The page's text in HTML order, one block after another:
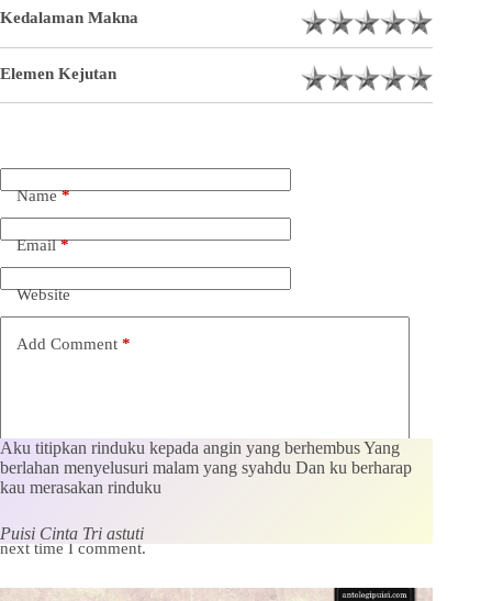
Kedalaman Makna
Elemen Kejutan
Name*
Email*
Website
Add Comment *
Save my name, email and website in this browser for the
next time I comment.
Aku titipkan rinduku kepada angin yang berhembus Yang
berlahan menyelusuri malam yang syahdu Dan ku berharap
kau merasakan rinduku
Puisi Cinta Tri astuti